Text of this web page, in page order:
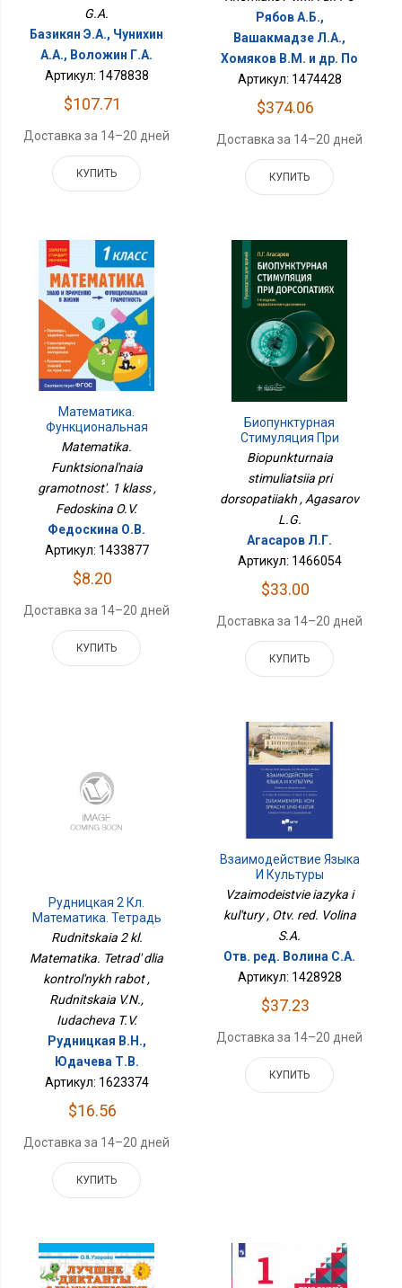
G.A.
Базикян Э.А., Чунихин
А.А., Воложин Г.А.
Артикул: 1478838
$107.71
Доставка за 14–20 дней
КУПИТЬ
Рябов А.Б.,
Вашакмадзе Л.А.,
Хомяков В.М. и др. По
Артикул: 1474428
$374.06
Доставка за 14–20 дней
КУПИТЬ
Математика.
Функциональная
Грамотность. 1 Класс
Matematika.
Funktsional'naia
gramotnost'. 1 klass ,
Fedoskina O.V.
Федоскина О.В.
Артикул: 1433877
$8.20
Доставка за 14–20 дней
КУПИТЬ
Биопунктурная
Стимуляция При
Дорсопатиях
Biopunkturnaia
stimuliatsiia pri
dorsopatiiakh , Agasarov
L.G.
Агасаров Л.Г.
Артикул: 1466054
$33.00
Доставка за 14–20 дней
КУПИТЬ
Рудницкая 2 Кл.
Математика. Тетрадь
Для Контрольных Работ
Rudnitskaia 2 kl.
Matematika. Tetrad' dlia
kontrol'nykh rabot ,
Rudnitskaia V.N.,
Iudacheva T.V.
Рудницкая В.Н.,
Юдачева Т.В.
Артикул: 1623374
$16.56
Доставка за 14–20 дней
КУПИТЬ
Взаимодействие Языка
И Культуры
Vzaimodeistvie iazyka i
kul'tury , Otv. red. Volina
S.A.
Отв. ред. Волина С.А.
Артикул: 1428928
$37.23
Доставка за 14–20 дней
КУПИТЬ